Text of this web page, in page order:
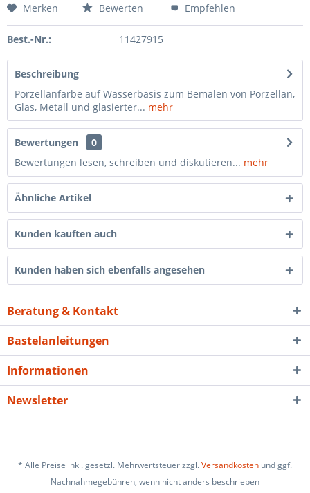
Merken Bewerten Empfehlen
Best.-Nr.: 11427915
Beschreibung
Porzellanfarbe auf Wasserbasis zum Bemalen von Porzellan,
Glas, Metall und glasierter... mehr
Bewertungen
0
Bewertungen lesen, schreiben und diskutieren... mehr
Ähnliche Artikel
Kunden kauften auch
Kunden haben sich ebenfalls angesehen
Beratung & Kontakt
Bastelanleitungen
Informationen
Newsletter
* Alle Preise inkl. gesetzl. Mehrwertsteuer zzgl.Versandkosten und ggf.
Nachnahmegebühren, wenn nicht anders beschrieben